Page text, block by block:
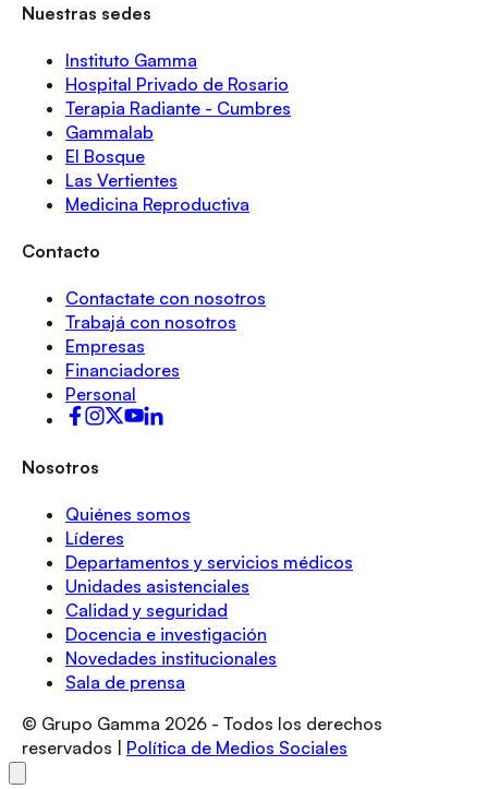
Nuestras sedes
Instituto Gamma
Hospital Privado de Rosario
Terapia Radiante - Cumbres
Gammalab
El Bosque
Las Vertientes
Medicina Reproductiva
Contacto
Contactate con nosotros
Trabajá con nosotros
Empresas
Financiadores
Personal
Nosotros
Quiénes somos
Líderes
Departamentos y servicios médicos
Unidades asistenciales
Calidad y seguridad
Docencia e investigación
Novedades institucionales
Sala de prensa
© Grupo Gamma 2026 - Todos los derechos
reservados | Política de Medios Sociales